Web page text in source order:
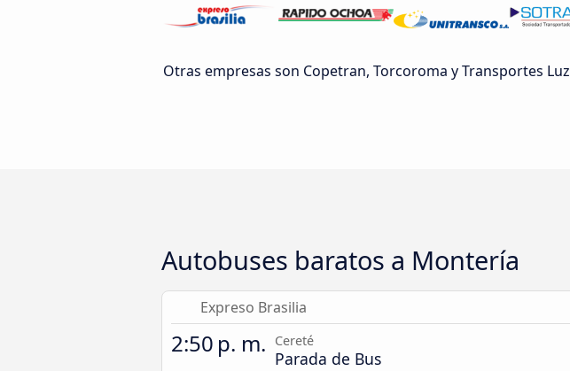
Otras empresas son Copetran, Torcoroma y Transportes Luz
Autobuses baratos a Montería
Expreso Brasilia
2:50 p. m. Cereté
Parada de Bus